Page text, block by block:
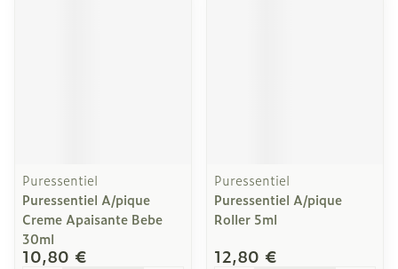
Puressentiel
Puressentiel A/pique
Creme Apaisante Bebe
30ml
10,80 €
Puressentiel
Puressentiel A/pique
Roller 5ml
12,80 €